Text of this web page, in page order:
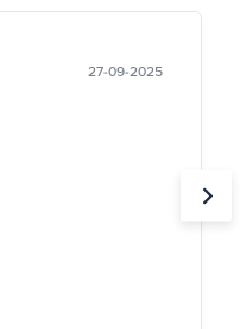
27-09-2025